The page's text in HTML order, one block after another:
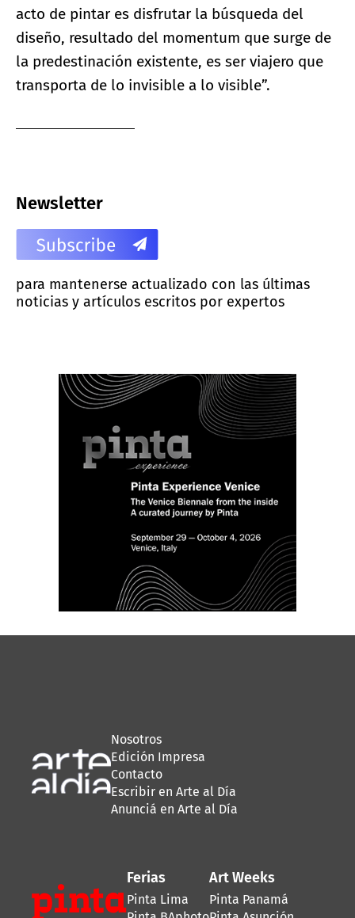
acto de pintar es disfrutar la búsqueda del
diseño, resultado del momentum que surge de
la predestinación existente, es ser viajero que
transporta de lo invisible a lo visible”.
Newsletter
para mantenerse actualizado con las últimas
noticias y artículos escritos por expertos
Nosotros
Edición Impresa
Contacto
Escribir en Arte al Día
Anunciá en Arte al Día
Ferias
Pinta Lima
Art Weeks
Pinta Panamá